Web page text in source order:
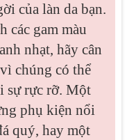
của làn da bạn.
các gam màu
nhạt, hãy cân
chúng có thể
sự rực rỡ. Một
phụ kiện nổi
quý, hay một